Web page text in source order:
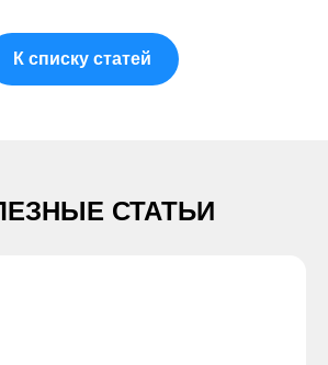
К списку статей
СТАТЬИ